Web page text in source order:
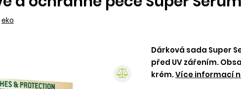
eko
Dárková sada Super
před UV zářením.
krém.Více informací